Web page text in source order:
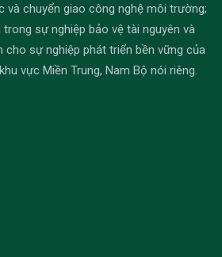
và chuyển giao công nghệ môi trường;
sự nghiệp bảo vệ tài nguyên và
cho sự nghiệp phát triển bền vững của
vực Miền Trung, Nam Bộ nói riêng.